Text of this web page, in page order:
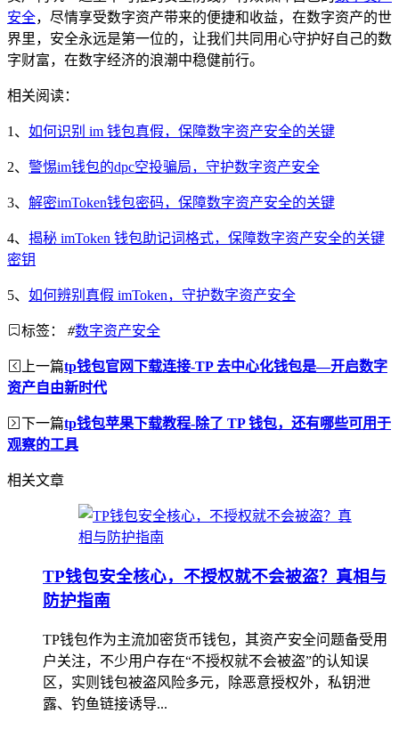
安全，尽情享受数字资产带来的便捷和收益，在数字资产的世
界里，安全永远是第一位的，让我们共同用心守护好自己的数
字财富，在数字经济的浪潮中稳健前行。
相关阅读：
1、 如何识别 im 钱包真假，保障数字资产安全的关键
2、 警惕im钱包的dpc空投骗局，守护数字资产安全
3、 解密imToken钱包密码，保障数字资产安全的关键
4、 揭秘 imToken 钱包助记词格式，保障数字资产安全的关键
密钥
5、 如何辨别真假 imToken，守护数字资产安全
标签： #数字资产安全
上一篇tp钱包官网下载连接-TP 去中心化钱包是—开启数字
资产自由新时代
下一篇tp钱包苹果下载教程-除了 TP 钱包，还有哪些可用于
观察的工具
相关文章
TP钱包安全核心，不授权就不会被盗？真相与
防护指南
TP钱包作为主流加密货币钱包，其资产安全问题备受用
户关注，不少用户存在“不授权就不会被盗”的认知误
区，实则钱包被盗风险多元，除恶意授权外，私钥泄
露、钓鱼链接诱导...